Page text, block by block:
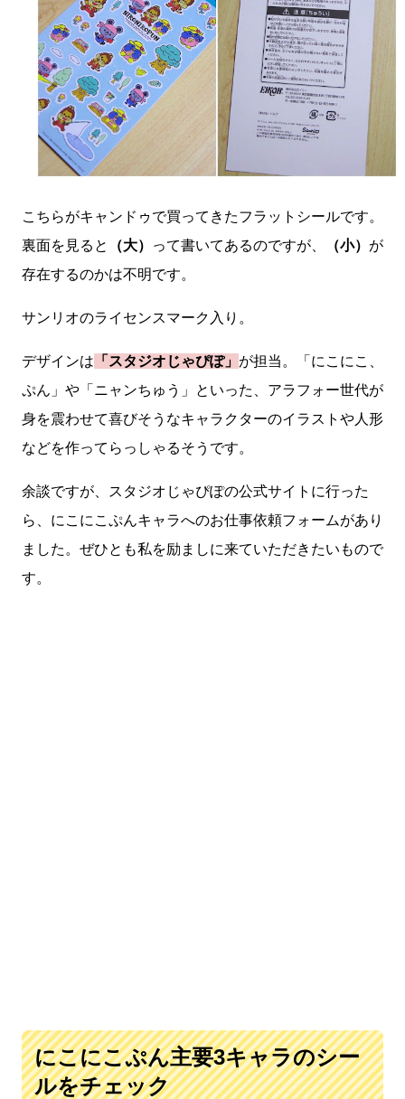
こちらがキャンドゥで買ってきたフラットシールです。
裏面を見ると
（大） って書いてあるのですが、 （小） が
存在するのかは不明です。
サンリオのライセンスマーク入り。
デザインは 「スタジオじゃぴぽ」 が担当。「にこにこ、
ぷん」や「ニャンちゅう」といった、アラフォー世代が
身を震わせて喜びそうなキャラクターのイラストや人形
などを作ってらっしゃるそうです。
余談ですが、スタジオじゃぴぽの公式サイトに行った
ら、にこにこぷんキャラへのお仕事依頼フォームがあり
ました。ぜひとも私を励ましに来ていただきたいもので
す。
にこにこぷん主要3キャラのシー
ルをチェック